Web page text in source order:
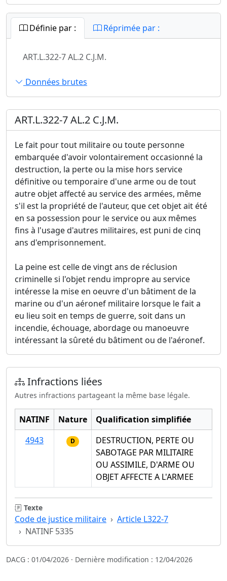
Définie par : Réprimée par :
ART.L.322-7 AL.2 C.J.M.
Données brutes
ART.L.322-7 AL.2 C.J.M.
Le fait pour tout militaire ou toute personne
embarquée d'avoir volontairement occasionné la
destruction, la perte ou la mise hors service
définitive ou temporaire d'une arme ou de tout
autre objet affecté au service des armées, même
s'il est la propriété de l'auteur, que cet objet ait été
en sa possession pour le service ou aux mêmes
fins à l'usage d'autres militaires, est puni de cinq
ans d'emprisonnement.
La peine est celle de vingt ans de réclusion
criminelle si l'objet rendu impropre au service
intéresse la mise en oeuvre d'un bâtiment de la
marine ou d'un aéronef militaire lorsque le fait a
eu lieu soit en temps de guerre, soit dans un
incendie, échouage, abordage ou manoeuvre
intéressant la sûreté du bâtiment ou de l'aéronef.
Infractions liées
Autres infractions partageant la même base légale.
NATINF Nature
Qualification simplifiée
4943
D
DESTRUCTION, PERTE OU
SABOTAGE PAR MILITAIRE
OU ASSIMILE, D'ARME OU
OBJET AFFECTE A L'ARMEE
Texte
Code de justice militaire
Article L322-7
NATINF 5335
DACG : 01/04/2026 · Dernière modification : 12/04/2026